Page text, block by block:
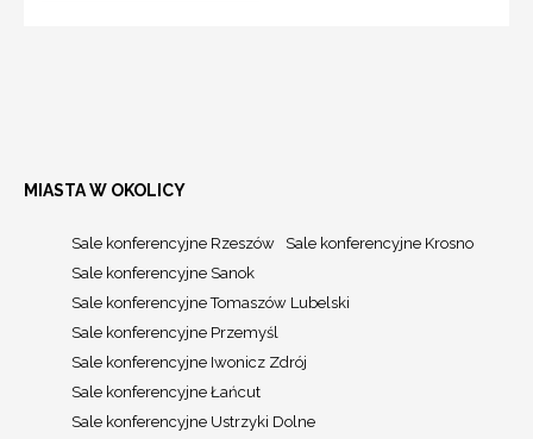
MIASTA W OKOLICY
Sale konferencyjne Rzeszów
Sale konferencyjne Krosno
Sale konferencyjne Sanok
Sale konferencyjne Tomaszów Lubelski
Sale konferencyjne Przemyśl
Sale konferencyjne Iwonicz Zdrój
Sale konferencyjne Łańcut
Sale konferencyjne Ustrzyki Dolne